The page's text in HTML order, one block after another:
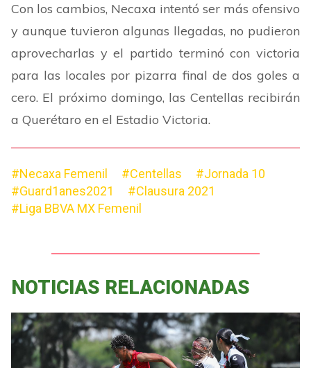
Con los cambios, Necaxa intentó ser más ofensivo
y aunque tuvieron algunas llegadas, no pudieron
aprovecharlas y el partido terminó con victoria
para las locales por pizarra final de dos goles a
cero. El próximo domingo, las Centellas recibirán
a Querétaro en el Estadio Victoria.
#Necaxa Femenil #Centellas
#Jornada 10
#Guard1anes2021
#Clausura 2021
#Liga BBVA MX Femenil
NOTICIAS RELACIONADAS